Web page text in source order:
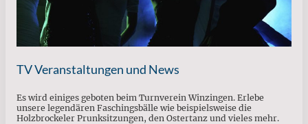
TV Veranstaltungen und News
Es wird einiges geboten beim Turnverein Winzingen. Erlebe
unsere legendären Faschingsbälle wie beispielsweise die
Holzbrockeler Prunksitzungen, den Ostertanz und vieles mehr.